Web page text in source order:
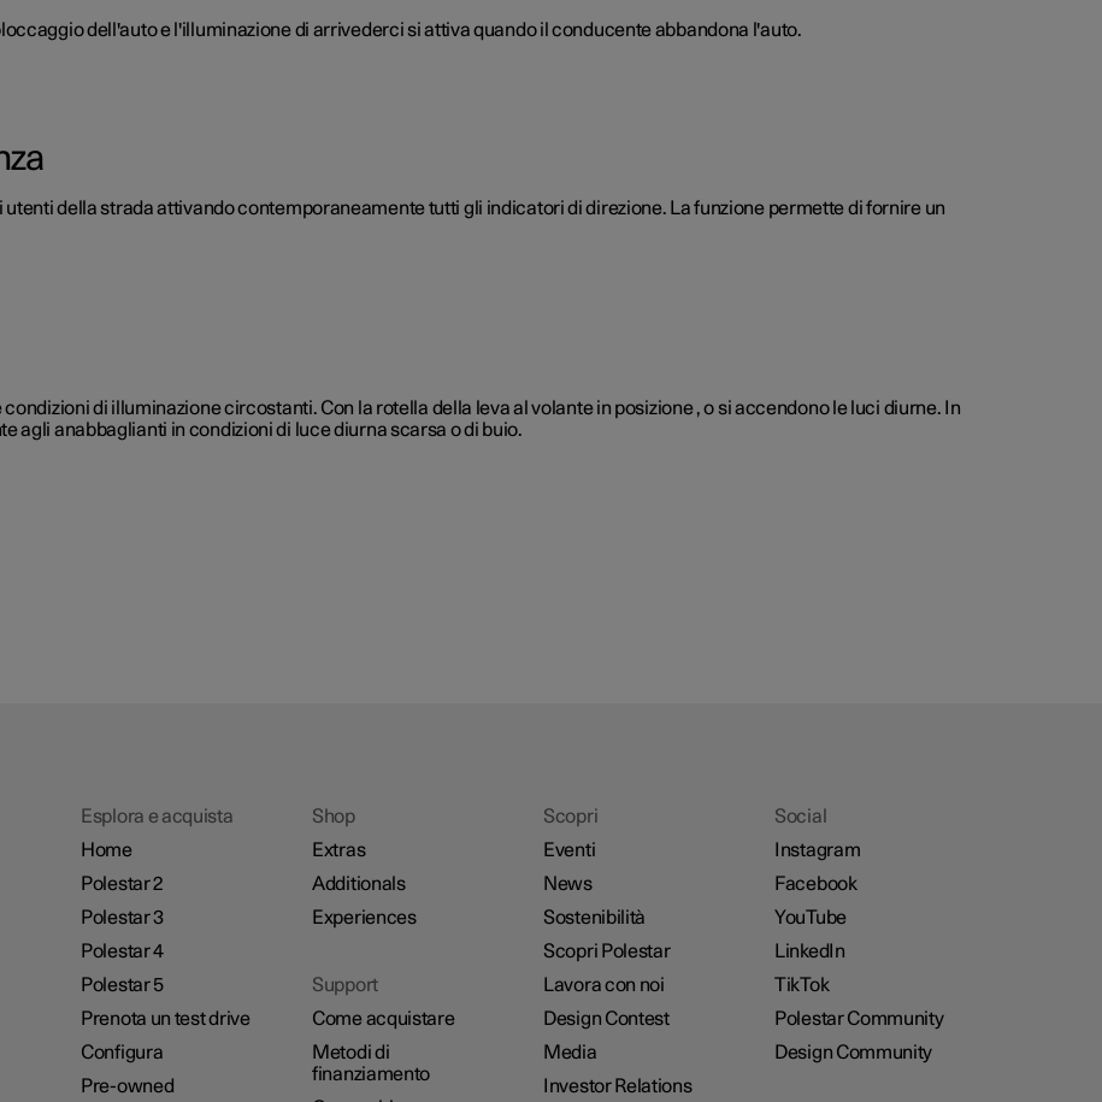
dell'auto e l'illuminazione di arrivederci si attiva quando il conducente abbandona l'auto.
utenti della strada attivando contemporaneamente tutti gli indicatori di direzione. La funzione permette di fornire un
di illuminazione circostanti. Con la rotella della leva al volante in posizione , o si accendono le luci diurne. In
agli anabbaglianti in condizioni di luce diurna scarsa o di buio.
Esplora e acquista
Home
Polestar 2
Polestar 3
Polestar 4
Polestar 5
Prenota un test drive
Configura
Pre-owned
Shop
Extras
Additionals
Experiences
Support
Come acquistare
Metodi di
finanziamento
Scopri
Eventi
News
Sostenibilità
Scopri Polestar
Lavora con noi
Design Contest
Media
Investor Relations
Social
Instagram
Facebook
YouTube
LinkedIn
TikTok
Polestar Community
Design Community